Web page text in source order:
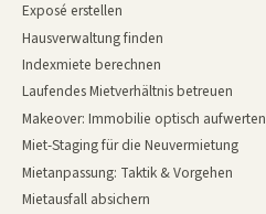
Exposé erstellen
Hausverwaltung finden
Indexmiete berechnen
Laufendes Mietverhältnis betreuen
Makeover: Immobilie optisch aufwerten
Miet-Staging für die Neuvermietung
Mietanpassung: Taktik & Vorgehen
Mietausfall absichern